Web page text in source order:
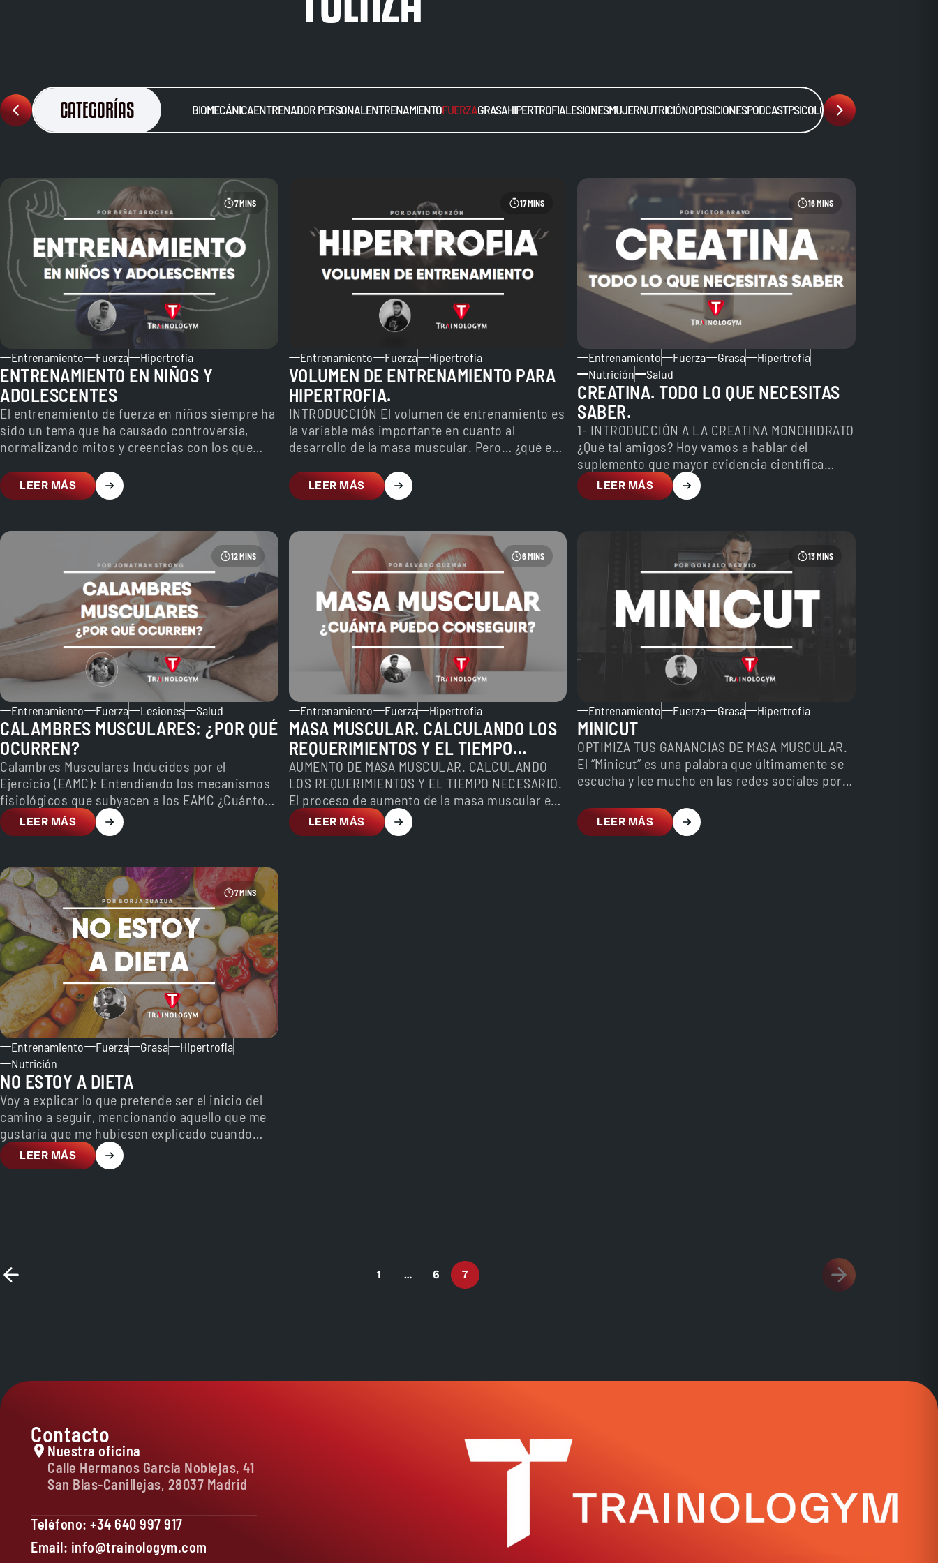
CATEGORÍAS BIOMECÁNICAENTRENADOR PERSONALENTRENAMIENTOFUERZAGRASAHIPERTROFIALESIONESMUJERNUTRICIÓNOPOSICIONESPODCASTPSICOLOGÍASALUD
7 MINS
Entrenamiento Fuerza Hipertrofia
ENTRENAMIENTO EN NIÑOS Y
ADOLESCENTES
El entrenamiento de fuerza en niños siempre ha
sido un tema que ha causado controversia,
normalizando mitos y creencias con los que
LEER MÁS
17 MINS
Entrenamiento Fuerza Hipertrofia
VOLUMEN DE ENTRENAMIENTO PARA
HIPERTROFIA.
INTRODUCCIÓN El volumen de entrenamiento es
la variable más importante en cuanto al
desarrollo de la masa muscular. Pero… ¿qué es
LEER MÁS
16 MINS
Entrenamiento Fuerza Grasa
Hipertrofia
Nutrición
Salud
CREATINA. TODO LO QUE NECESITAS
SABER.
1- INTRODUCCIÓN A LA CREATINA MONOHIDRATO
¿Qué tal amigos? Hoy vamos a hablar del
suplemento que mayor evidencia científica
tiene a día de hoy…
LEER MÁS
12 MINS
Entrenamiento Fuerza Lesiones Salud
CALAMBRES MUSCULARES: ¿POR QUÉ
OCURREN?
Calambres Musculares Inducidos por el
Ejercicio (EAMC): Entendiendo los mecanismos
fisiológicos que subyacen a los EAMC ¿Cuántos
de nosotros no hemos sufrido de algún…
LEER MÁS
6 MINS
Entrenamiento Fuerza Hipertrofia
MASA MUSCULAR. CALCULANDO LOS
REQUERIMIENTOS Y EL TIEMPO
NECESARIO
AUMENTO DE MASA MUSCULAR. CALCULANDO
LOS REQUERIMIENTOS Y EL TIEMPO NECESARIO.
El proceso de aumento de la masa muscular es
costoso, como cualquier proceso…
LEER MÁS
13 MINS
Entrenamiento Fuerza Grasa Hipertrofia
MINICUT
OPTIMIZA TUS GANANCIAS DE MASA MUSCULAR.
El “Minicut” es una palabra que últimamente se
escucha y lee mucho en las redes sociales por…
LEER MÁS
7 MINS
Entrenamiento Fuerza Grasa
Hipertrofia
Nutrición
NO ESTOY A DIETA
Voy a explicar lo que pretende ser el inicio del
camino a seguir, mencionando aquello que me
gustaría que me hubiesen explicado cuando
comencé…
LEER MÁS
1 … 6 7
Contacto
Nuestra oficina
Calle Hermanos García Noblejas, 41
San Blas-Canillejas, 28037 Madrid
Teléfono: +34 640 997 917
Email: info@trainologym.com